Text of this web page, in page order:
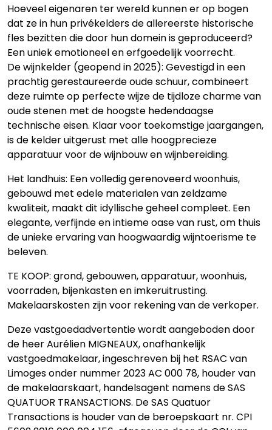
Hoeveel eigenaren ter wereld kunnen er op bogen
dat ze in hun privékelders de allereerste historische
fles bezitten die door hun domein is geproduceerd?
Een uniek emotioneel en erfgoedelijk voorrecht.
De wijnkelder (geopend in 2025): Gevestigd in een
prachtig gerestaureerde oude schuur, combineert
deze ruimte op perfecte wijze de tijdloze charme van
oude stenen met de hoogste hedendaagse
technische eisen. Klaar voor toekomstige jaargangen,
is de kelder uitgerust met alle hoogprecieze
apparatuur voor de wijnbouw en wijnbereiding.
Het landhuis: Een volledig gerenoveerd woonhuis,
gebouwd met edele materialen van zeldzame
kwaliteit, maakt dit idyllische geheel compleet. Een
elegante, verfijnde en intieme oase van rust, om thuis
de unieke ervaring van hoogwaardig wijntoerisme te
beleven.
TE KOOP: grond, gebouwen, apparatuur, woonhuis,
voorraden, bijenkasten en imkeruitrusting.
Makelaarskosten zijn voor rekening van de verkoper.
Deze vastgoedadvertentie wordt aangeboden door
de heer Aurélien MIGNEAUX, onafhankelijk
vastgoedmakelaar, ingeschreven bij het RSAC van
Limoges onder nummer 2023 AC 000 78, houder van
de makelaarskaart, handelsagent namens de SAS
QUATUOR TRANSACTIONS. De SAS Quatuor
Transactions is houder van de beroepskaart nr. CPI